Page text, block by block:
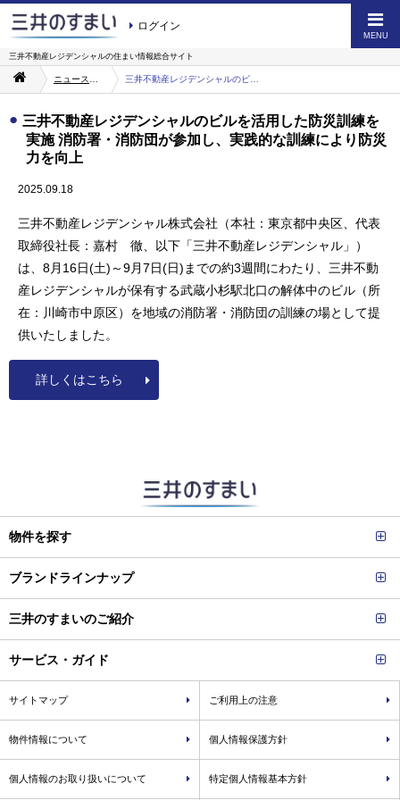
ログイン
MENU
三井不動産レジデンシャルの住まい情報総合サイト
三井不動産レジデンシャルのビルを活用した防災訓練を
実施 消防署・消防団が参加し、実践的な訓練により防災
力を向上
2025.09.18
三井不動産レジデンシャル株式会社（本社：東京都中央区、代表
取締役社長：嘉村 徹、以下「三井不動産レジデンシャル」）
は、8月16日(土)～9月7日(日)までの約3週間にわたり、三井不動
産レジデンシャルが保有する武蔵小杉駅北口の解体中のビル（所
在：川崎市中原区）を地域の消防署・消防団の訓練の場として提
供いたしました。
詳しくはこちら
物件を探す
ブランドラインナップ
三井のすまいのご紹介
サービス・ガイド
サイトマップ ご利用上の注意
物件情報について 個人情報保護方針
個人情報のお取り扱いについて 特定個人情報基本方針